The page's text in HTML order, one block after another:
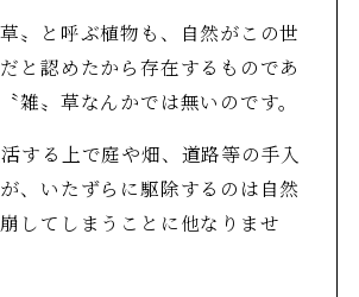
〟と呼ぶ植物も、自然がこの世
と認めたから存在するものであ
雑〟草なんかでは無いのです。
する上で庭や畑、道路等の手入
、いたずらに駆除するのは自然
してしまうことに他なりませ